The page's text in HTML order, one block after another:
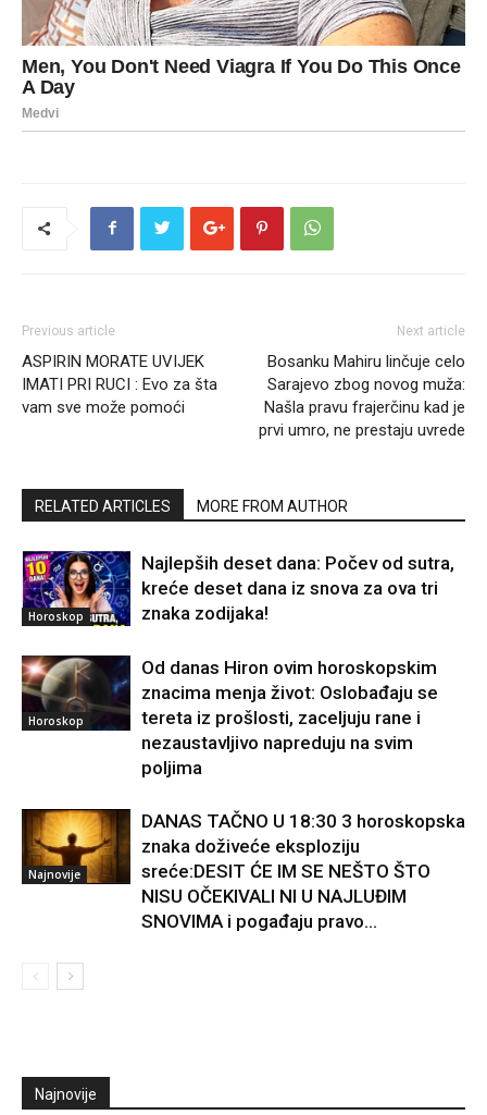
Previous article
ASPIRIN MORATE UVIJEK
IMATI PRI RUCI : Evo za šta
vam sve može pomoći
Next article
Bosanku Mahiru linčuje celo
Sarajevo zbog novog muža:
Našla pravu frajerčinu kad je
prvi umro, ne prestaju uvrede
RELATED ARTICLES MORE FROM AUTHOR
Horoskop
Najlepših deset dana: Počev od sutra,
kreće deset dana iz snova za ova tri
znaka zodijaka!
Horoskop
Od danas Hiron ovim horoskopskim
znacima menja život: Oslobađaju se
tereta iz prošlosti, zaceljuju rane i
nezaustavljivo napreduju na svim
poljima
Najnovije
DANAS TAČNO U 18:30 3 horoskopska
znaka doživeće eksploziju
sreće:DESIT ĆE IM SE NEŠTO ŠTO
NISU OČEKIVALI NI U NAJLUĐIM
SNOVIMA i pogađaju pravo...
Najnovije